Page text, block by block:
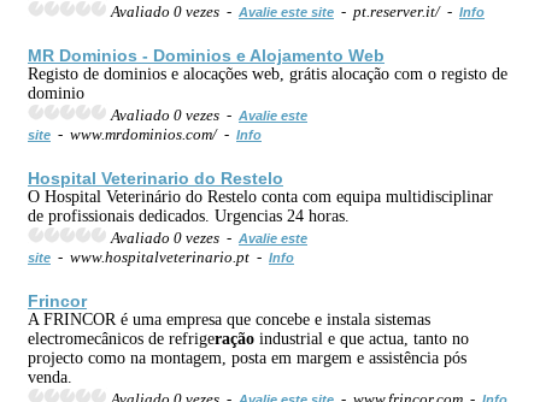
Avaliado 0 vezes - Avalie este site - pt.reserver.it/ - Info
MR Dominios - Dominios e Alojamento Web
Registo de dominios e alocações web, grátis alocação com o registo de
dominio
Avaliado 0 vezes - Avalie este
site - www.mrdominios.com/ - Info
Hospital Veterinario do Restelo
O Hospital Veterinário do Restelo conta com equipa multidisciplinar
de profissionais dedicados. Urgencias 24 horas.
Avaliado 0 vezes - Avalie este
site - www.hospitalveterinario.pt - Info
Frincor
A FRINCOR é uma empresa que concebe e instala sistemas
electromecânicos de refrigeração industrial e que actua, tanto no
projecto como na montagem, posta em margem e assistência pós
venda.